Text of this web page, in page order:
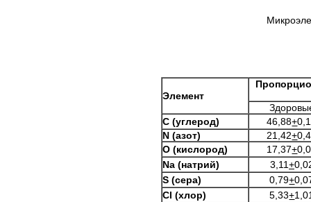
Элемент
С (углерод)
46,88+
N (азот) 21,42+
O (кислород) 17,37+
Na (натрий) 3,11+
S (сера) 0,79+
Cl (хлор) 5,33+